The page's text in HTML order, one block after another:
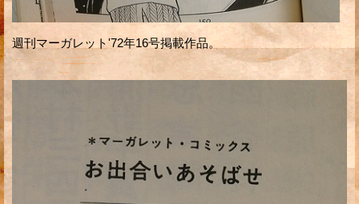
週刊マーガレット'72年16号掲載作品。